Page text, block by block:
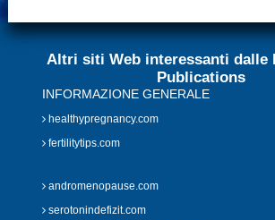
Altri siti Web interessanti dalle
Publications
INFORMAZIONE GENERALE
healthypregnancy.com
fertilitytips.com
andromenopause.com
serotonindefizit.com